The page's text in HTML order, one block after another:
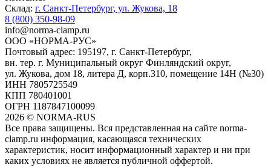
Склад: г. Санкт-Петербург, ул. Жукова, 18
8 (800) 350-98-09
info@norma-clamp.ru
ООО «НОРМА-РУС»
Почтовый адрес: 195197, г. Санкт-Петербург,
вн. тер. г. Муниципальный округ Финляндский округ,
ул. Жукова, дом 18, литера Д, корп.310, помещение 14Н (№30)
ИНН 7805725549
КПП 780401001
ОГРН 1187847100099
2026 © NORMA-RUS
Все права защищены. Вся представленная на сайте norma-
clamp.ru информация, касающаяся технических
характеристик, носит информационный характер и ни при
каких условиях не является публичной оффертой.‍